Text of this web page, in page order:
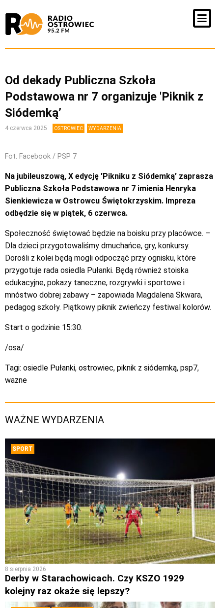
Od dekady Publiczna Szkoła
Podstawowa nr 7 organizuje 'Piknik z
Siódemką’
4 czerwca 2025 OSTROWIEC WYDARZENIA
Fot. Facebook / PSP 7
Na jubileuszową, X edycję 'Pikniku z Siódemką’ zaprasza
Publiczna Szkoła Podstawowa nr 7 imienia Henryka
Sienkiewicza w Ostrowcu Świętokrzyskim. Impreza
odbędzie się w piątek, 6 czerwca.
Społeczność świętować będzie na boisku przy placówce. –
Dla dzieci przygotowaliśmy dmuchańce, gry, konkursy.
Dorośli z kolei będą mogli odpocząć przy ognisku, które
przygotuje rada osiedla Pułanki. Będą również stoiska
edukacyjne, pokazy taneczne, rozgrywki i sportowe i
mnóstwo dobrej zabawy – zapowiada Magdalena Skwara,
pedagog szkoły. Piątkowy piknik zwieńczy festiwal kolorów.
Start o godzinie 15:30.
/osa/
Tagi: osiedle Pułanki, ostrowiec, piknik z siódemką, psp7,
wazne
WAŻNE WYDARZENIA
SPORT
8 sierpnia 2026
Derby w Starachowicach. Czy KSZO 1929
kolejny raz okaże się lepszy?